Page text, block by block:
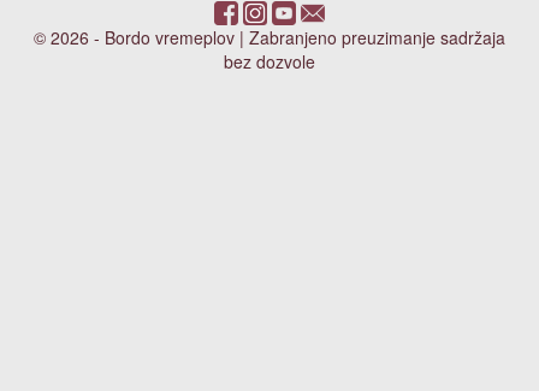
© 2026 - Bordo vremeplov | Zabranjeno preuzimanje sadržaja
bez dozvole